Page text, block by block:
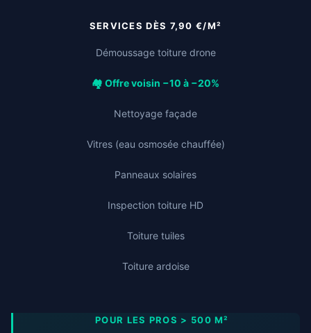
SERVICES DÈS 7,90 €/M²
Démoussage toiture drone
🏘️ Offre voisin −10 à −20%
Nettoyage façade
Vitres (eau osmosée chauffée)
Panneaux solaires
Inspection toiture HD
Toiture tuiles
Toiture ardoise
POUR LES PROS > 500 M²